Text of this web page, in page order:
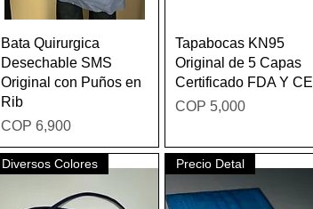
Quick View
Bata Quirurgica
Desechable SMS
Original con Puños en
Rib
Price
COP 6,900
Quick View
Tapabocas KN95
Original de 5 Capas
Certificado FDA Y CE
Price
COP 5,000
Diversos Colores Precio Detal